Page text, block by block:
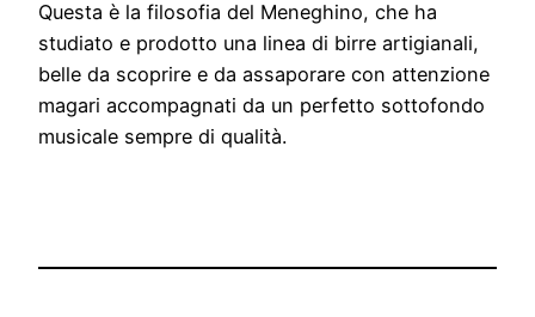
Questa è la filosofia del Meneghino, che ha
studiato e prodotto una linea di birre artigianali,
belle da scoprire e da assaporare con attenzione
magari accompagnati da un perfetto sottofondo
musicale sempre di qualità.